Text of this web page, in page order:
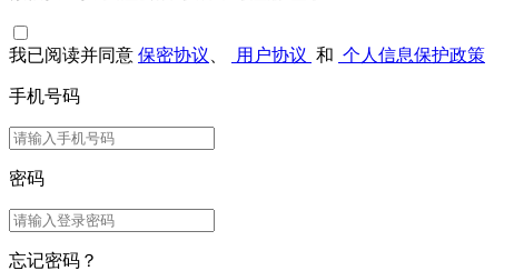
我已阅读并同意 保密协议 用户协议 和 个人信息保护政策
手机号码
密码
忘记密码？